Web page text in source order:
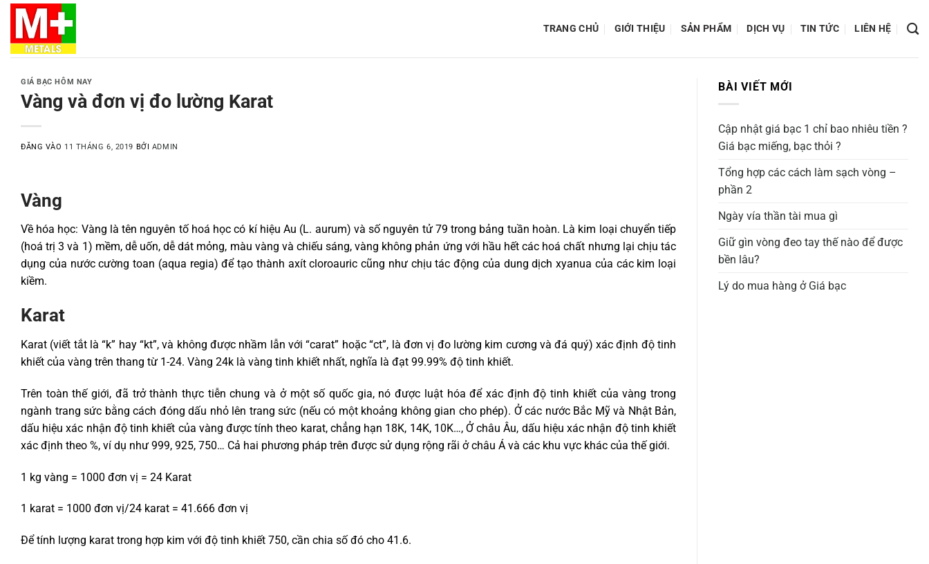
Bỏ
nội
dung
TRANG CHỦ GIỚI THIỆU SẢN PHẨM DỊCH VỤ TIN TỨC LIÊN HỆ
GIÁ BẠC HÔM NAY
Vàng và đơn vị đo lường Karat
ĐĂNG VÀO 11 THÁNG 6, 2019 BỞI ADMIN
Vàng
Về hóa học: Vàng là tên nguyên tố hoá học có kí hiệu Au (L. aurum) và số nguyên tử 79 trong bảng tuần hoàn. Là kim loại chuyển tiếp
(hoá trị 3 và 1) mềm, dễ uốn, dễ dát mỏng, màu vàng và chiếu sáng, vàng không phản ứng với hầu hết các hoá chất nhưng lại chịu tác
dụng của nước cường toan (aqua regia) để tạo thành axít cloroauric cũng như chịu tác động của dung dịch xyanua của các kim loại
kiềm.
Karat
Karat (viết tắt là “k” hay “kt”, và không được nhầm lẫn với “carat” hoặc “ct”, là đơn vị đo lường kim cương và đá quý) xác định độ tinh
khiết của vàng trên thang từ 1-24. Vàng 24k là vàng tinh khiết nhất, nghĩa là đạt 99.99% độ tinh khiết.
Trên toàn thế giới, đã trở thành thực tiễn chung và ở một số quốc gia, nó được luật hóa để xác định độ tinh khiết của vàng trong
ngành trang sức bằng cách đóng dấu nhỏ lên trang sức (nếu có một khoảng không gian cho phép). Ở các nước Bắc Mỹ và Nhật Bản,
dấu hiệu xác nhận độ tinh khiết của vàng được tính theo karat, chẳng hạn 18K, 14K, 10K…, Ở châu Âu, dấu hiệu xác nhận độ tinh khiết
xác định theo %, ví dụ như 999, 925, 750… Cả hai phương pháp trên được sử dụng rộng rãi ở châu Á và các khu vực khác của thế giới.
1 kg vàng = 1000 đơn vị = 24 Karat
1 karat = 1000 đơn vị/24 karat = 41.666 đơn vị
Để tính lượng karat trong hợp kim với độ tinh khiết 750, cần chia số đó cho 41.6.
BÀI VIẾT MỚI
Cập nhật giá bạc 1 chỉ bao nhiêu tiền ?
Giá bạc miếng, bạc thỏi ?
Tổng hợp các cách làm sạch vòng –
phần 2
Ngày vía thần tài mua gì
Giữ gìn vòng đeo tay thế nào để được
bền lâu?
Lý do mua hàng ở Giá bạc